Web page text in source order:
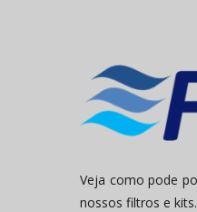
Veja como pode
nossos filtros e kits.